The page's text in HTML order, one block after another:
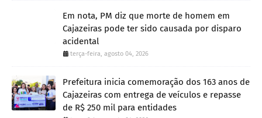
Em nota, PM diz que morte de homem em
Cajazeiras pode ter sido causada por disparo
acidental
terça-feira, agosto 04, 2026
Prefeitura inicia comemoração dos 163 anos de
Cajazeiras com entrega de veículos e repasse
de R$ 250 mil para entidades